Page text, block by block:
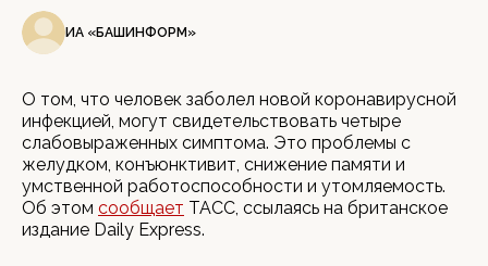
ИА «БАШИНФОРМ»
О том, что человек заболел новой коронавирусной
инфекцией, могут свидетельствовать четыре
слабовыраженных симптома. Это проблемы с
желудком, конъюнктивит, снижение памяти и
умственной работоспособности и утомляемость.
Об этом сообщает ТАСС, ссылаясь на британское
издание Daily Express.